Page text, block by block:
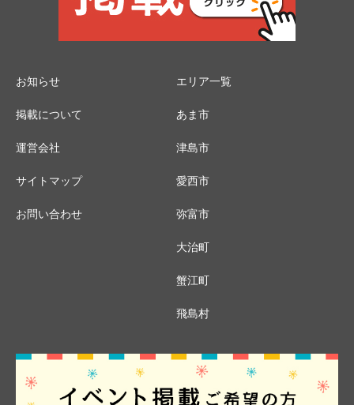
お知らせ
掲載について
運営会社
サイトマップ
お問い合わせ
エリア一覧
あま市
津島市
愛西市
弥富市
大治町
蟹江町
飛島村